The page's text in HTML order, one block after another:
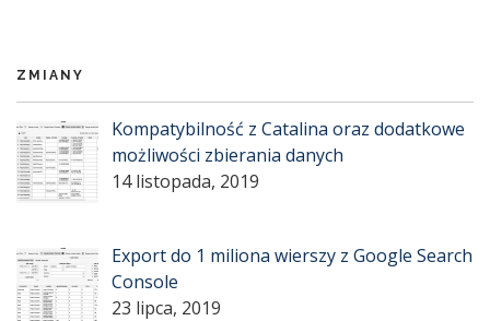
ZMIANY
Kompatybilność z Catalina oraz dodatkowe
możliwości zbierania danych
14 listopada, 2019
Export do 1 miliona wierszy z Google Search
Console
23 lipca, 2019